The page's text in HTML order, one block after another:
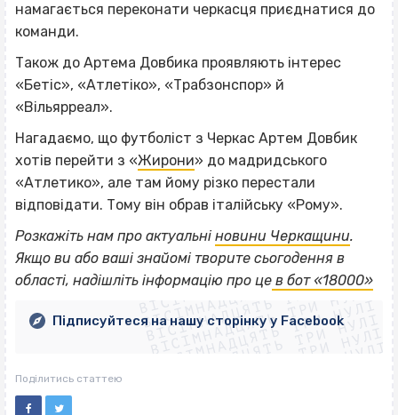
намагається переконати черкасця приєднатися до
команди.
Також до Артема Довбика проявляють інтерес
«Бетіс», «Атлетіко», «Трабзонспор» й
«Вільярреал».
Нагадаємо, що футболіст з Черкас Артем Довбик
хотів перейти з «Жирони» до мадридського
«Атлетико», але там йому різко перестали
відповідати. Тому він обрав італійську «Рому».
Розкажіть нам про актуальні новини Черкащини.
Якщо ви або ваші знайомі творите сьогодення в
області, надішліть інформацію про це в бот «18000»
ВІСІМНАДЦЯТЬ ТРИ НУЛІ
ВІСІМНАДЦЯТЬ ТРИ НУЛІ
ВІСІМНАДЦЯТЬ ТРИ НУЛІ
ВІСІМНАДЦЯТЬ ТРИ НУЛІ
ВІСІМНАДЦЯТЬ ТРИ НУЛІ
ВІСІМНАДЦЯТЬ ТРИ НУЛІ
ВІСІМНАДЦЯТЬ ТРИ НУЛІ
ВІСІМНАДЦЯТЬ ТРИ НУЛІ
Підписуйтеся на нашу сторінку у Facebook
Поділитись статтею